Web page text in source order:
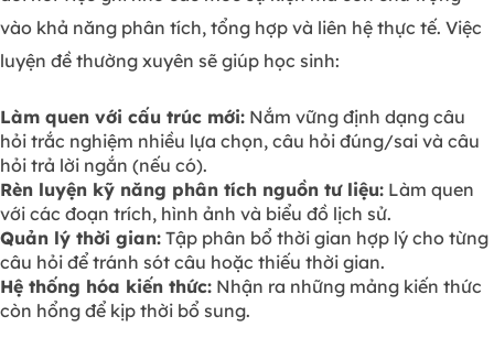
vào khả năng phân tích, tổng hợp và liên hệ thực tế. Việc
luyện đề thường xuyên sẽ giúp học sinh:
Làm quen với cấu trúc mới: Nắm vững định dạng câu
hỏi trắc nghiệm nhiều lựa chọn, câu hỏi đúng/sai và câu
hỏi trả lời ngắn (nếu có).
Rèn luyện kỹ năng phân tích nguồn tư liệu: Làm quen
với các đoạn trích, hình ảnh và biểu đồ lịch sử.
Quản lý thời gian: Tập phân bổ thời gian hợp lý cho từng
câu hỏi để tránh sót câu hoặc thiếu thời gian.
Hệ thống hóa kiến thức: Nhận ra những mảng kiến thức
còn hổng để kịp thời bổ sung.